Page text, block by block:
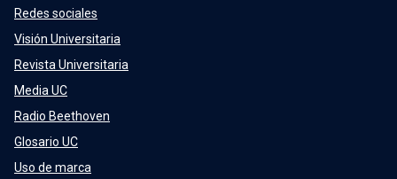
Redes sociales
Visión Universitaria
Revista Universitaria
Media UC
Radio Beethoven
Glosario UC
Uso de marca